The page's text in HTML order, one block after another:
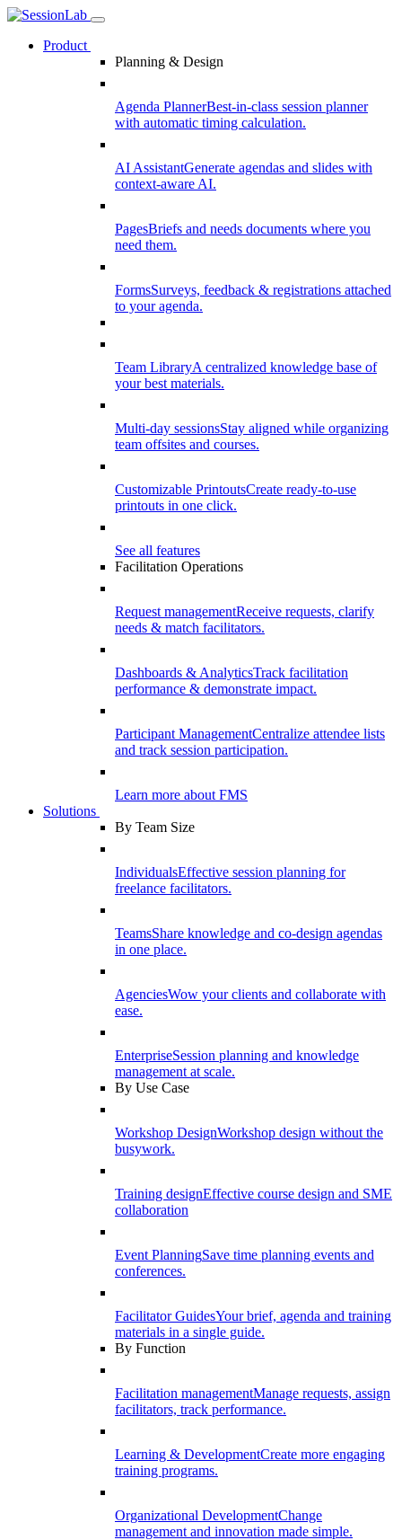
Product
Planning & Design
Agenda PlannerBest-in-class session planner
with automatic timing calculation.
AI AssistantGenerate agendas and slides with
context-aware AI.
PagesBriefs and needs documents where you
need them.
FormsSurveys, feedback & registrations attached
to your agenda.
Team LibraryA centralized knowledge base of
your best materials.
Multi-day sessionsStay aligned while organizing
team offsites and courses.
Customizable PrintoutsCreate ready-to-use
printouts in one click.
See all features
Facilitation Operations
Request managementReceive requests, clarify
needs & match facilitators.
Dashboards & AnalyticsTrack facilitation
performance & demonstrate impact.
Participant ManagementCentralize attendee lists
and track session participation.
Learn more about FMS
Solutions
By Team Size
IndividualsEffective session planning for
freelance facilitators.
TeamsShare knowledge and co-design agendas
in one place.
AgenciesWow your clients and collaborate with
ease.
EnterpriseSession planning and knowledge
management at scale.
By Use Case
Workshop DesignWorkshop design without the
busywork.
Training designEffective course design and SME
collaboration
Event PlanningSave time planning events and
conferences.
Facilitator GuidesYour brief, agenda and training
materials in a single guide.
By Function
Facilitation managementManage requests, assign
facilitators, track performance.
Learning & DevelopmentCreate more engaging
training programs.
Organizational DevelopmentChange
management and innovation made simple.